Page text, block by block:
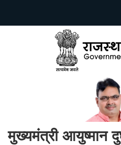
मुख्यमंत्री आयुष्मान